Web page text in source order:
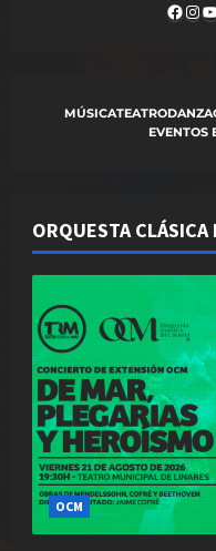
MÚSICATEATRODANZA
EVENTOS
ORQUESTA CLÁSICA
OCM